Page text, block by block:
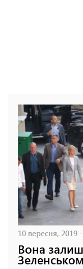
10 вересня, 2019
Вона